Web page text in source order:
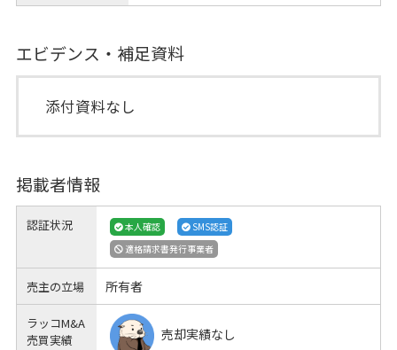
エビデンス・補足資料
添付資料なし
掲載者情報
認証状況 本人確認
SMS認証
適格請求書発行事業者
売主の立場 所有者
ラッコM&A
売買実績
売却実績なし